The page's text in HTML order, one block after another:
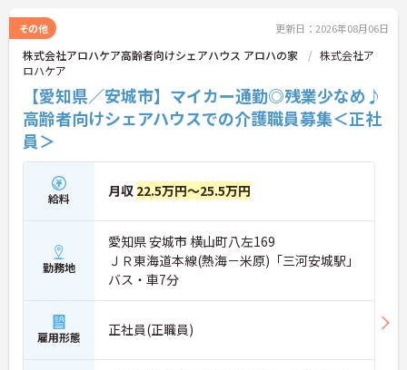
その他 更新日：2026年08月06日
株式会社アロハケア高齢者向けシェアハウス アロハの家
株式会社ア
ロハケア
【愛知県／安城市】マイカー通勤◎残業少なめ♪
高齢者向けシェアハウスでの介護職員募集＜正社
員＞
給料 月収 22.5万円～25.5万円
勤務地
愛知県 安城市 横山町八左169
ＪＲ東海道本線(熱海－米原)「三河安城駅」
バス・車7分
雇用形態 正社員(正職員)